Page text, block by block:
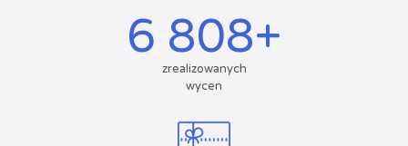
7 818+
zrealizowanych
wycen